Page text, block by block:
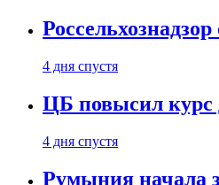
4 дня спустя
ЦБ повысил курс
4 дня спустя
Румыния начала